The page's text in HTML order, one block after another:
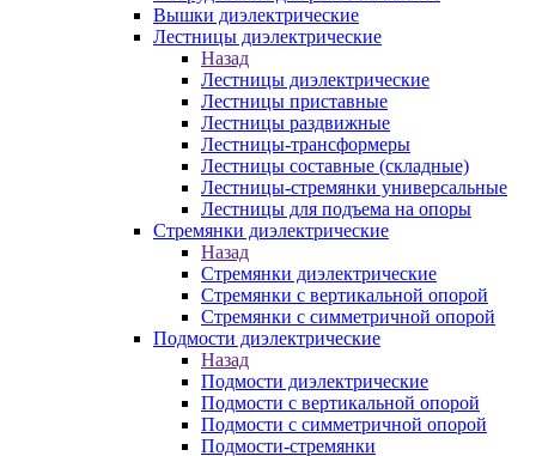
Вышки диэлектрические
Лестницы диэлектрические
Назад
Лестницы диэлектрические
Лестницы приставные
Лестницы раздвижные
Лестницы-трансформеры
Лестницы составные (складные)
Лестницы-стремянки универсальные
Лестницы для подъема на опоры
Стремянки диэлектрические
Назад
Стремянки диэлектрические
Стремянки с вертикальной опорой
Стремянки с симметричной опорой
Подмости диэлектрические
Назад
Подмости диэлектрические
Подмости с вертикальной опорой
Подмости с симметричной опорой
Подмости-стремянки